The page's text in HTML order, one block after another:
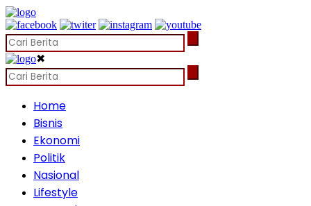
✖
Home
Bisnis
Ekonomi
Politik
Nasional
Lifestyle